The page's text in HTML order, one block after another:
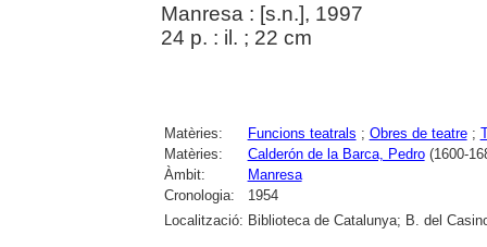
Manresa : [s.n.], 1997
24 p. : il. ; 22 cm
Matèries: Funcions teatrals ; Obres de teatre;
Matèries:
Calderón de la Barca, Pedro(1600-
Àmbit:
Manresa
Cronologia:
1954
Localització: Biblioteca de Catalunya; B. del